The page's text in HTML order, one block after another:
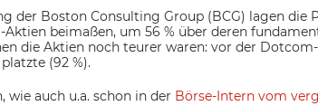
der Boston Consulting Group (BCG) lagen die
Aktien beimaßen, um 56 % über deren
die Aktien noch teurer waren: vor der Dotcom-
(92 %).
auch u.a. schon in der Börse-Intern vom